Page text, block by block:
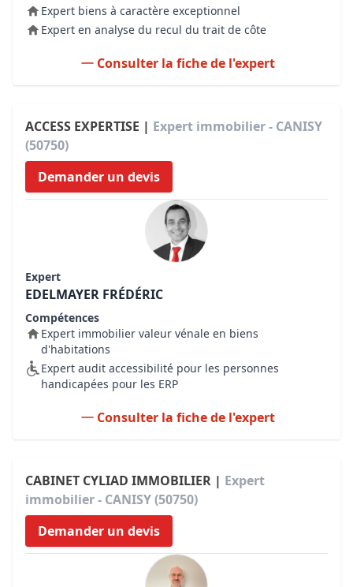
Expert biens à caractère exceptionnel
Expert en analyse du recul du trait de côte
Consulter la fiche de l'expert
ACCESS EXPERTISE | Expert immobilier - CANISY
(50750)
Demander un devis
Expert
EDELMAYER FRÉDÉRIC
Compétences
Expert immobilier valeur vénale en biens
d'habitations
Expert audit accessibilité pour les personnes
handicapées pour les ERP
Consulter la fiche de l'expert
CABINET CYLIAD IMMOBILIER | Expert
immobilier - CANISY (50750)
Demander un devis